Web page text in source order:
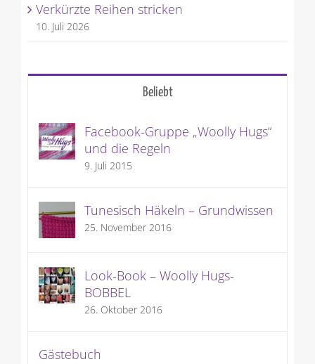
Verkürzte Reihen stricken
10. Juli 2026
Beliebt
Facebook-Gruppe „Woolly Hugs“
und die Regeln
9. Juli 2015
Tunesisch Häkeln – Grundwissen
25. November 2016
Look-Book – Woolly Hugs-
BOBBEL
26. Oktober 2016
Gästebuch